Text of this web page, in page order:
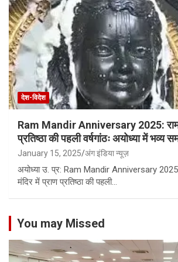
देश-विदेश
Ram Mandir Anniversary 2025: राम
प्रतिष्ठा की पहली वर्षगांठः अयोध्या में भव्य
January 15, 2025 अंग इंडिया न्यूज़
अयोध्या उ. प्र: Ram Mandir Anniversary 2025
मंदिर में प्राण प्रतिष्ठा की पहली…
You may Missed